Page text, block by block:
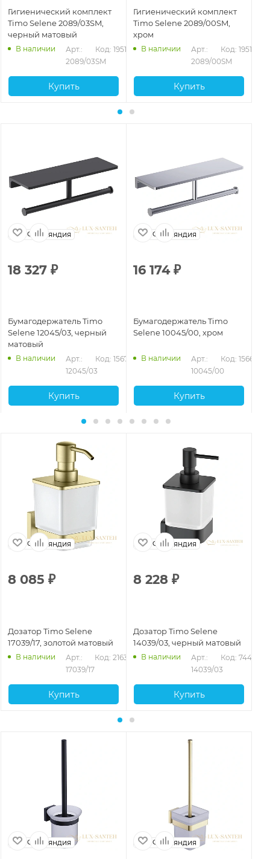
Гигиенический комплект
Timo Selene 2089/03SM,
черный матовый
В наличии
Арт.:
2089/03SM
Код: 19518
Купить
Гигиенический комплект
Timo Selene 2089/00SM,
хром
В наличии
Арт.:
2089/00SM
Код: 19517
Купить
Финляндия
18 327 ₽
Бумагодержатель Timo
Selene 12045/03, черный
матовый
В наличии
Арт.:
12045/03
Код: 15671
Купить
Финляндия
16 174₽
Бумагодержатель Timo
Selene 10045/00, хром
В наличии
Арт.:
10045/00
Код: 15668
Купить
Финляндия
8 085 ₽
Дозатор Timo Selene
17039/17, золотой матовый
В наличии
Арт.:
17039/17
Код: 21637
Купить
Финляндия
8 228 ₽
Дозатор Timo Selene
14039/03, черный матовый
В наличии
Арт.:
14039/03
Код: 74474
Купить
Финляндия Финляндия